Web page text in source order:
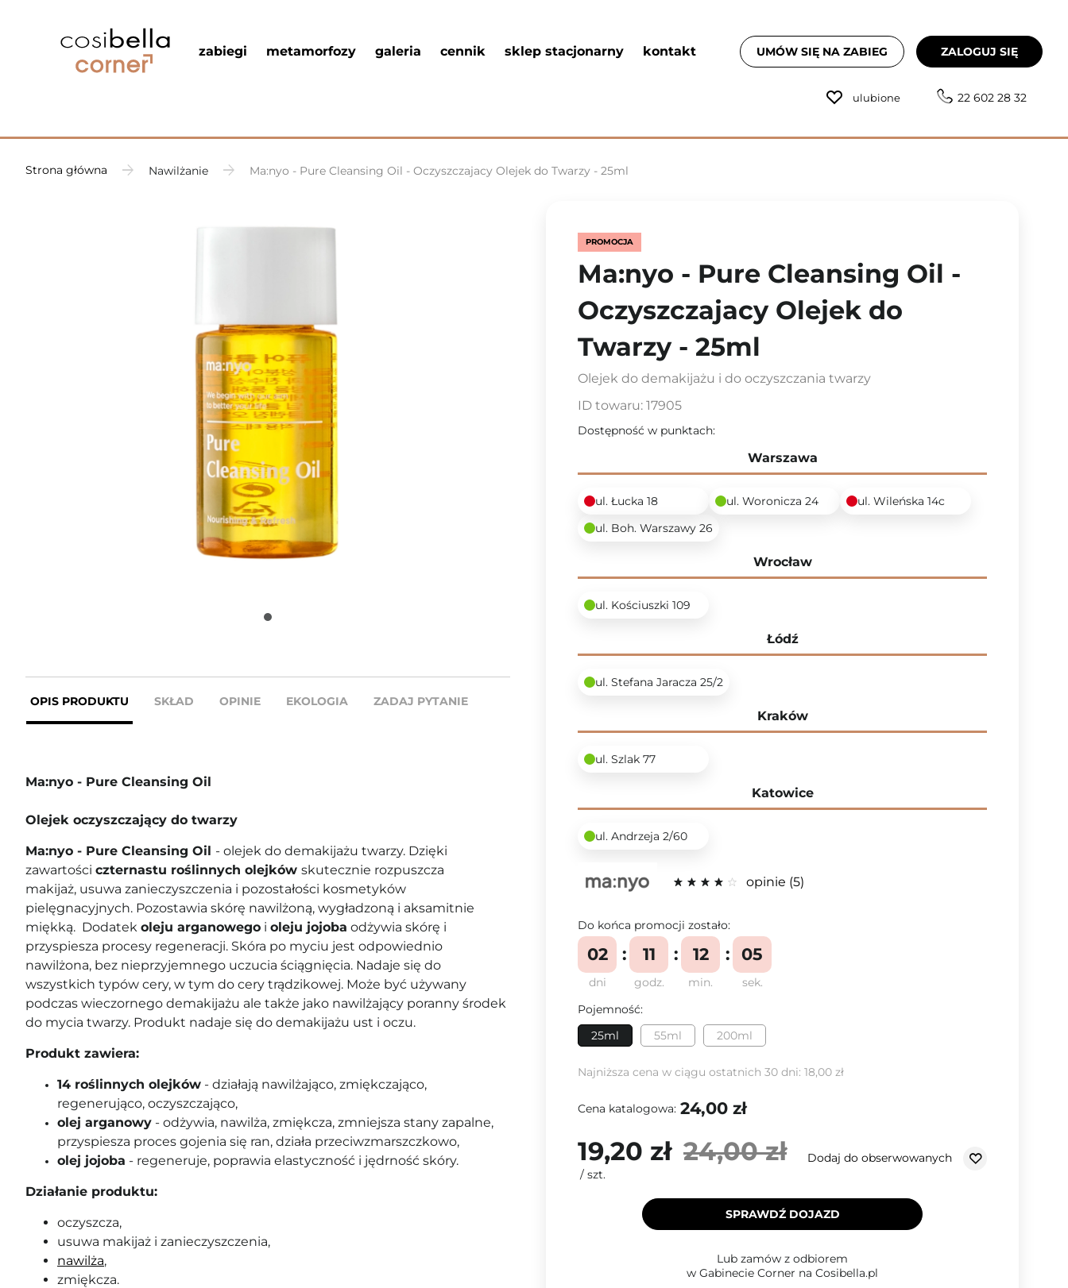
zabiegi metamorfozy galeria cennik sklep stacjonarny kontakt UMÓW SIĘ NA ZABIEG ZALOGUJ SIĘ
ulubione 22 602 28 32
Strona główna Nawilżanie Ma:nyo - Pure Cleansing Oil - Oczyszczajacy Olejek do Twarzy - 25ml
OPIS PRODUKTU SKŁAD OPINIE EKOLOGIA ZADAJ PYTANIE
Ma:nyo - Pure Cleansing Oil
Olejek oczyszczający do twarzy
Ma:nyo - Pure Cleansing Oil - olejek do demakijażu twarzy. Dzięki
zawartości czternastu roślinnych olejków skutecznie rozpuszcza
makijaż, usuwa zanieczyszczenia i pozostałości kosmetyków
pielęgnacyjnych. Pozostawia skórę nawilżoną, wygładzoną i aksamitnie
miękką. Dodatek oleju arganowego i oleju jojoba odżywia skórę i
przyspiesza procesy regeneracji. Skóra po myciu jest odpowiednio
nawilżona, bez nieprzyjemnego uczucia ściągnięcia. Nadaje się do
wszystkich typów cery, w tym do cery trądzikowej. Może być używany
podczas wieczornego demakijażu ale także jako nawilżający poranny środek
do mycia twarzy. Produkt nadaje się do demakijażu ust i oczu.
Produkt zawiera:
14 roślinnych olejków - działają nawilżająco, zmiękczająco,
regenerująco, oczyszczająco,
olej arganowy - odżywia, nawilża, zmiękcza, zmniejsza stany zapalne,
przyspiesza proces gojenia się ran, działa przeciwzmarszczkowo,
olej jojoba - regeneruje, poprawia elastyczność i jędrność skóry.
Działanie produktu:
oczyszcza,
usuwa makijaż i zanieczyszczenia,
nawilża,
zmiękcza.
PROMOCJA
Ma:nyo - Pure Cleansing Oil -
Oczyszczajacy Olejek do
Twarzy - 25ml
Olejek do demakijażu i do oczyszczania twarzy
ID towaru: 17905
Dostępność w punktach:
Warszawa
ul. Łucka 18 ul. Woronicza 24
ul. Wileńska 14c
ul. Boh. Warszawy 26
Wrocław
ul. Kościuszki 109
Łódź
ul. Stefana Jaracza 25/2
Kraków
ul. Szlak 77
Katowice
ul. Andrzeja 2/60
opinie 5
Do końca promocji zostało:
dni
02
godz.
11
min.
12
sek.
04
Pojemność:
25ml
55ml 200ml
Najniższa cena w ciągu ostatnich 30 dni: 18,00 zł
Cena katalogowa: 24,00 zł
19,20 zł 24,00 zł
/ szt.
Dodaj do obserwowanych
SPRAWDŹ DOJAZD
Lub zamów z odbiorem
w Gabinecie Corner na Cosibella.pl